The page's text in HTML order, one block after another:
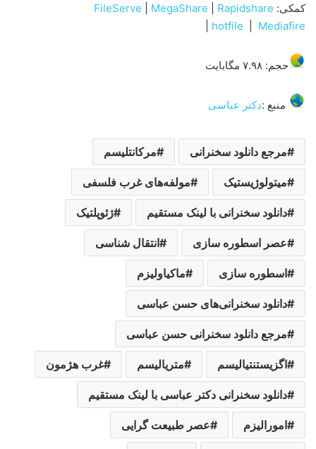
کمکی:
FileServe MegaShare
Rapidshare
hotfile Mediafire
حجم: ۷.۹۸ مگابایت
منبع :دکتر عباسی
مرجع دانلود سخنرانی مرکانتلیسم
میتولوژیستیک مولفه‌های غرب فلسفی
دانلود سخنرانی با لینک مستقیم ژئوپلتیک
عصر اسطوره سازی انتقال شناسی
اسطوره سازی ماکیاولیزم
دانلود سخنرانی‌های حسن عباسی
مرجع دانلود سخنرانی حسن عباسی
اگزیستنتیالیسم متریالیسم غرب هژمون
دانلود سخنرانی دکتر عباسی با لینک مستقیم
امورالیزم عصر طبیعت گرایی